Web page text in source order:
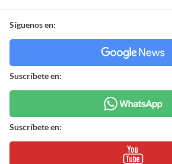
Síguenos en:
Suscríbete en:
Suscríbete en: